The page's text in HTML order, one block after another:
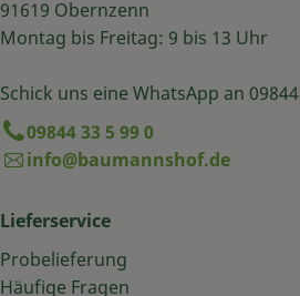
91619 Obernzenn
Montag bis Freitag: 9 bis 13 Uhr
Schick uns eine WhatsApp an
09844 33 5 99 0
info@baumannshof.de
Lieferservice
Probelieferung
Häufige Fragen